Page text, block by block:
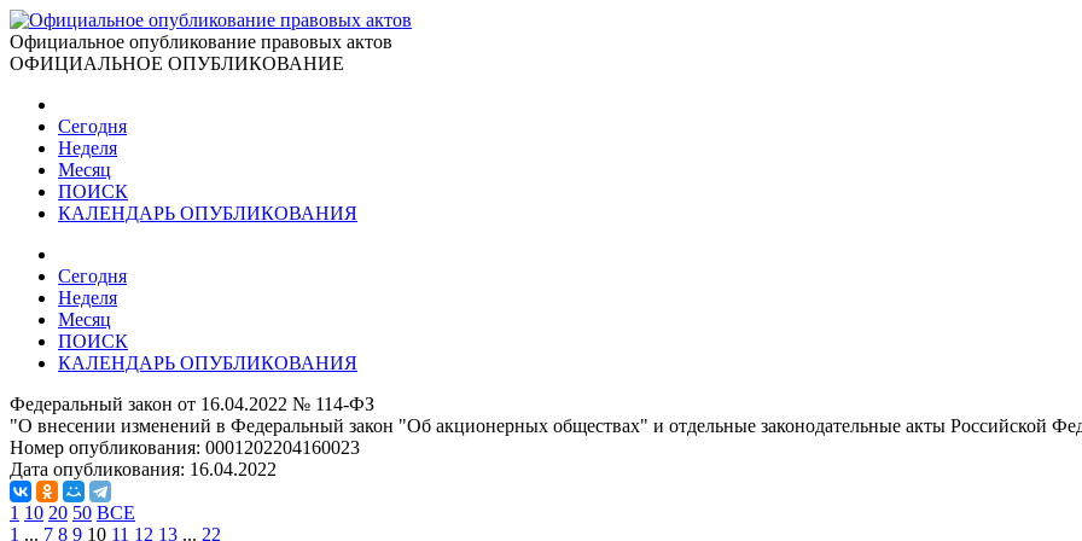
Официальное опубликование правовых актов
ОФИЦИАЛЬНОЕ ОПУБЛИКОВАНИЕ
Сегодня
Неделя
Месяц
ПОИСК
КАЛЕНДАРЬ ОПУБЛИКОВАНИЯ
Сегодня
Неделя
Месяц
ПОИСК
КАЛЕНДАРЬ ОПУБЛИКОВАНИЯ
Федеральный закон от 16.04.2022 № 114-ФЗ
"О внесении изменений в Федеральный закон "Об акционерных обществах" и отдельные законодательные акты Российской
Номер опубликования: 0001202204160023
Дата опубликования: 16.04.2022
1 10 20 50 ВСЕ
1 ... 7 8 9 10 11 12 13 ... 22